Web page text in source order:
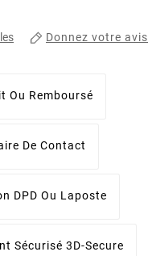
Donnez votre avis
Ou Remboursé
De Contact
DPD Ou Laposte
Sécurisé 3D-Secure